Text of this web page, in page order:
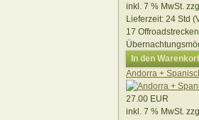
inkl. 7 % MwSt.
Lieferzeit: 24 Std
17
In den
Andorra +
27.00 EUR
inkl. 7 % MwSt.